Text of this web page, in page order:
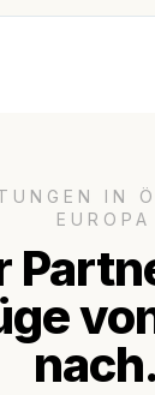
IN
EUROPA